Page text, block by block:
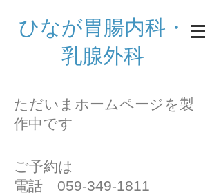
ひなが胃腸内科・
乳腺外科
ただいまホームページを製
作中です
ご予約は
電話 059-349-1811